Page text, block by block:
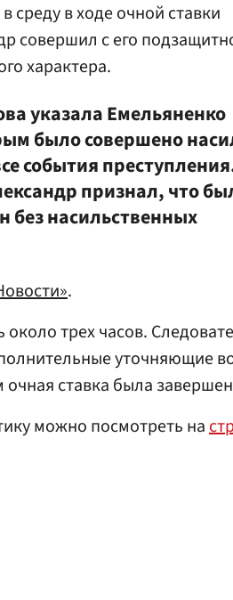
среду в ходе очной ставки
совершил с его
характера.
указала Емельяненко
было совершено
события
признал, что
без насильственных
.
трех часов.
уточняющие
ставка была
можно посмотреть на